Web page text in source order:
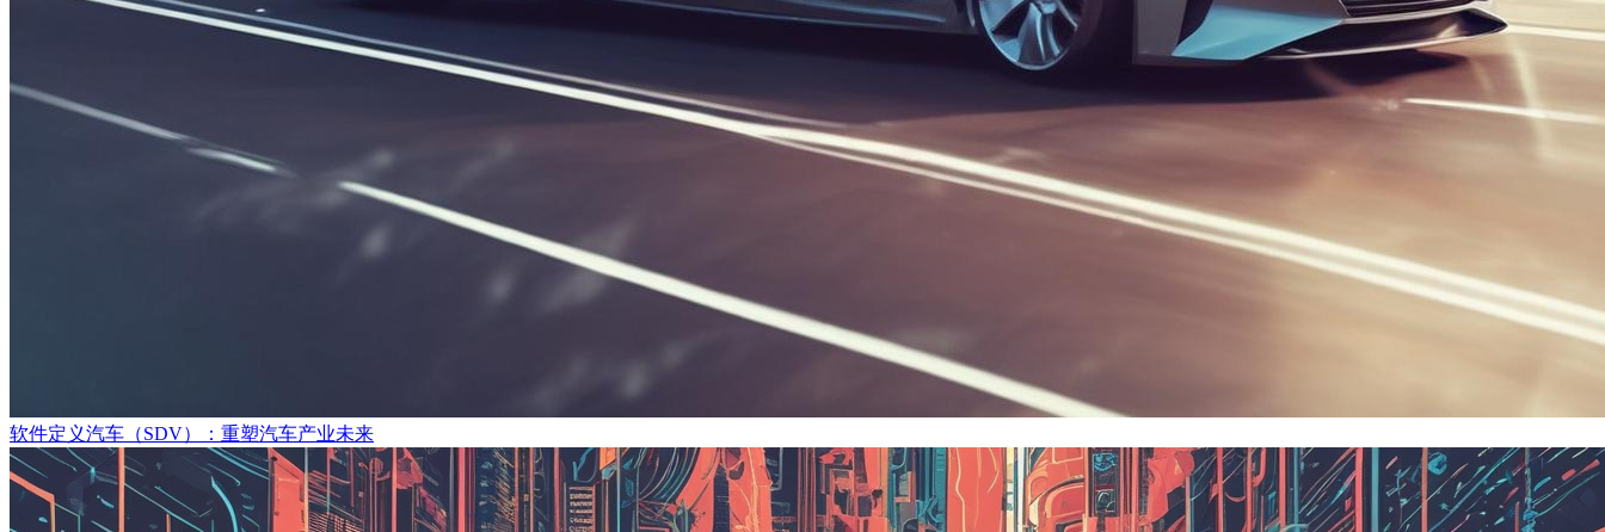
软件定义汽车（SDV）：重塑汽车产业未来